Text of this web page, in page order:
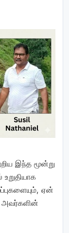
இந்த மூன்று
ஏன்
அவர்களின்